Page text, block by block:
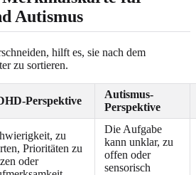
Autismus
hilft es, sie nach dem
zu sortieren.
Perspektive
Autismus-
Perspektive
zu
Prioritäten zu
oder
Die Aufgabe
kann unklar, zu
offen oder
sensorisch